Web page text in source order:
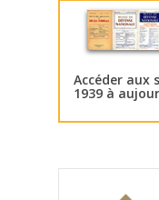
Accéder aux
1939 à